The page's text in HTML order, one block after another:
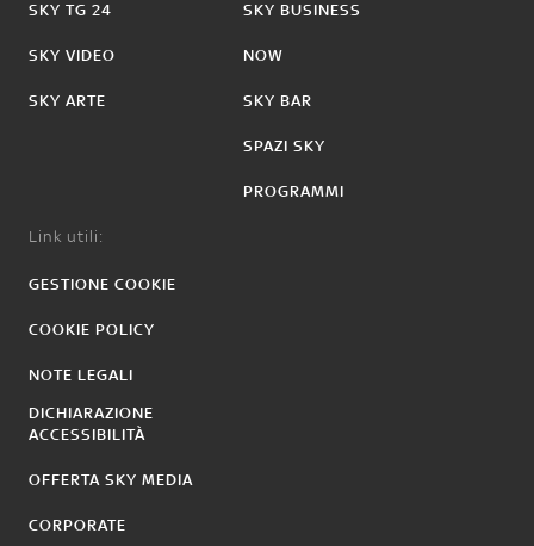
SKY TG 24
SKY VIDEO
SKY ARTE
SKY BUSINESS
NOW
SKY BAR
SPAZI SKY
PROGRAMMI
Link utili:
GESTIONE COOKIE
COOKIE POLICY
NOTE LEGALI
DICHIARAZIONE
ACCESSIBILITÀ
OFFERTA SKY MEDIA
CORPORATE